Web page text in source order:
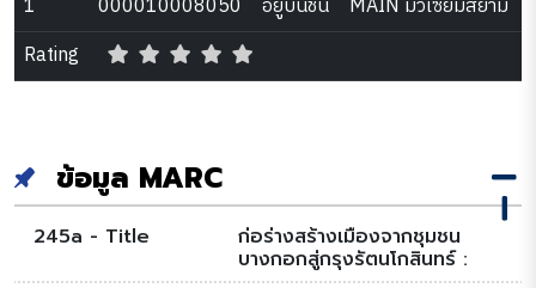
1 000010008050 อยู่บนชั้น
MAIN มิวเซียมสยาม
Rating
ข้อมูล MARC
245a - Title ก่อร่างสร้างเมืองจากชุมชน
บางกอกสู่กรุงรัตนโกสินทร์ :